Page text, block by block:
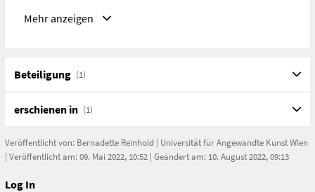
Mehr anzeigen
Beteiligung (1)
erschienen in (1)
Veröffentlicht von: Bernadette Reinhold | Universität für Angewandte Kunst Wien
| Veröffentlicht am: 09. Mai 2022, 10:52 | Geändert am: 10. August 2022, 09:13
Log In